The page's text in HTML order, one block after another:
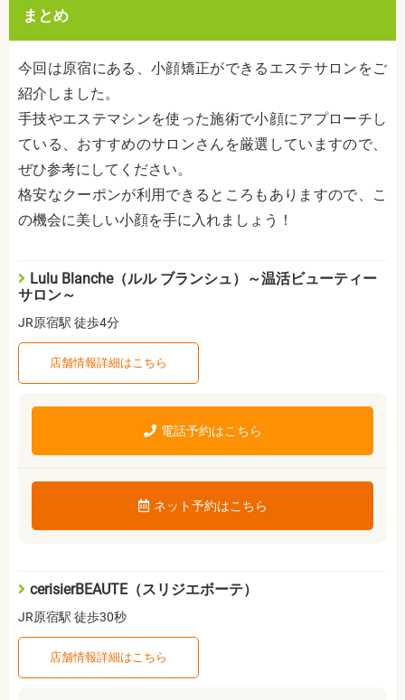
まとめ
今回は原宿にある、小顔矯正ができるエステサロンをご
紹介しました。
手技やエステマシンを使った施術で小顔にアプローチし
ている、おすすめのサロンさんを厳選していますので、
ぜひ参考にしてください。
格安なクーポンが利用できるところもありますので、こ
の機会に美しい小顔を手に入れましょう！
Lulu Blanche（ルル ブランシュ）～温活ビューティー
サロン～
JR原宿駅 徒歩4分
店舗情報詳細はこちら
電話予約はこちら
ネット予約はこちら
cerisierBEAUTE（スリジエボーテ）
JR原宿駅 徒歩30秒
店舗情報詳細はこちら